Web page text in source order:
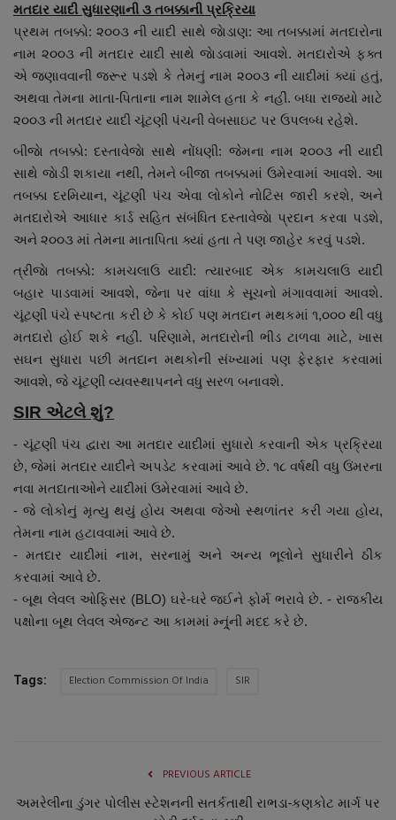
મતદાર યાદી સુધારણાની ૩ તબક્કાની પ્રક્રિયા
પ્રથમ તબક્કો: ૨૦૦૩ ની યાદી સાથે જાેડાણ: આ તબક્કામાં મતદારોના
નામ ૨૦૦૩ ની મતદાર યાદી સાથે જાેડવામાં આવશે. મતદારોએ ફક્ત
એ જણાવવાની જરૂર પડશે કે તેમનું નામ ૨૦૦૩ ની યાદીમાં ક્યાં હતું,
અથવા તેમના માતા-પિતાના નામ શામેલ હતા કે નહીં. બધા રાજ્યો માટે
૨૦૦૩ ની મતદાર યાદી ચૂંટણી પંચની વેબસાઇટ પર ઉપલબ્ધ રહેશે.
બીજાે તબક્કો: દસ્તાવેજાે સાથે નોંધણી: જેમના નામ ૨૦૦૩ ની યાદી
સાથે જાેડી શકાયા નથી, તેમને બીજા તબક્કામાં ઉમેરવામાં આવશે. આ
તબક્કા દરમિયાન, ચૂંટણી પંચ એવા લોકોને નોટિસ જારી કરશે, અને
મતદારોએ આધાર કાર્ડ સહિત સંબંધિત દસ્તાવેજાે પ્રદાન કરવા પડશે,
અને ૨૦૦૩ માં તેમના માતાપિતા ક્યાં હતા તે પણ જાહેર કરવું પડશે.
ત્રીજાે તબક્કો: કામચલાઉ યાદી: ત્યારબાદ એક કામચલાઉ યાદી
બહાર પાડવામાં આવશે, જેના પર વાંધા કે સૂચનો મંગાવવામાં આવશે.
ચૂંટણી પંચે સ્પષ્ટતા કરી છે કે કોઈ પણ મતદાન મથકમાં ૧,૦૦૦ થી વધુ
મતદારો હોઈ શકે નહીં. પરિણામે, મતદારોની ભીડ ટાળવા માટે, ખાસ
સઘન સુધારા પછી મતદાન મથકોની સંખ્યામાં પણ ફેરફાર કરવામાં
આવશે, જે ચૂંટણી વ્યવસ્થાપનને વધુ સરળ બનાવશે.
SIR એટલે શું?
- ચૂંટણી પંચ દ્વારા આ મતદાર યાદીમાં સુધારો કરવાની એક પ્રક્રિયા
છે, જેમાં મતદાર યાદીને અપડેટ કરવામાં આવે છે. ૧૮ વર્ષથી વધુ ઉંમરના
નવા મતદાતાઓને યાદીમાં ઉમેરવામાં આવે છે.
- જે લોકોનું મૃત્યુ થયું હોય અથવા જેઓ સ્થળાંતર કરી ગયા હોય,
તેમના નામ હટાવવામાં આવે છે.
- મતદાર યાદીમાં નામ, સરનામું અને અન્ય ભૂલોને સુધારીને ઠીક
કરવામાં આવે છે.
- બૂથ લેવલ ઓફિસર (BLO) ઘરે-ઘરે જઈને ફોર્મ ભરાવે છે. - રાજકીય
પક્ષોના બૂથ લેવલ એજન્ટ આ કામમાં મ્ન્ર્ંની મદદ કરે છે.
Tags: Election Commission Of India SIR
PREVIOUS ARTICLE
અમરેલીના ડુંગર પોલીસ સ્ટેશનની સતર્કતાથી રાભડા-કણકોટ માર્ગ પર